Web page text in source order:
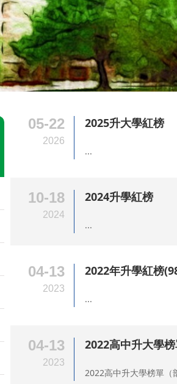
05-22
2026
2025升大學紅榜
...
10-18
2024
2024升學紅榜
...
04-13
2023
2022年升學紅榜
...
04-13
2023
2022高中升大學榜
2022高中升大學榜單